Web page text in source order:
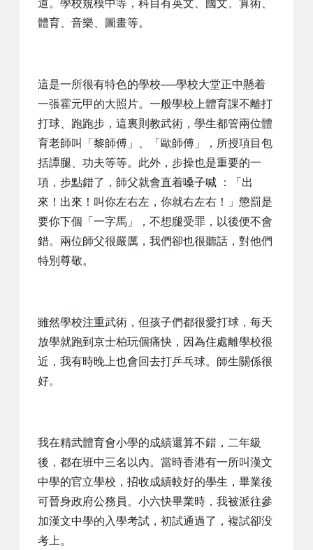
道。學校規模中等，科目有英文、國文、算術、
體育、音樂、圖畫等。
這是一所很有特色的學校──學校大堂正中懸着
一張霍元甲的大照片。一般學校上體育課不離打
打球、跑跑步，這裏則教武術，學生都管兩位體
育老師叫「黎師傅」、「歐師傅」，所授項目包
括譚腿、功夫等等。此外，步操也是重要的一
項，步點錯了，師父就會直着嗓子喊 ：「出
來！出來！叫你左右左，你就右左右！」懲罰是
要你下個「一字馬」，不想腿受罪，以後便不會
錯。兩位師父很嚴厲，我們卻也很聽話，對他們
特別尊敬。
雖然學校注重武術，但孩子們都很愛打球，每天
放學就跑到京士柏玩個痛快，因為住處離學校很
近，我有時晚上也會回去打乒乓球。師生關係很
好。
我在精武體育會小學的成績還算不錯，二年級
後，都在班中三名以內。當時香港有一所叫漢文
中學的官立學校，招收成績較好的學生，畢業後
可晉身政府公務員。小六快畢業時，我被派往參
加漢文中學的入學考試，初試通過了，複試卻没
考上。